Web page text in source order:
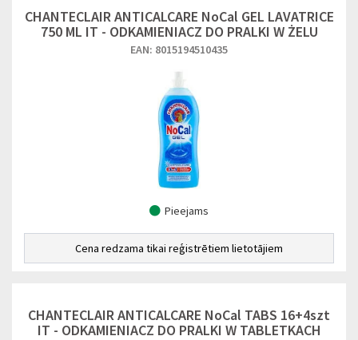
CHANTECLAIR ANTICALCARE NoCal GEL LAVATRICE
750 ML IT - ODKAMIENIACZ DO PRALKI W ŻELU
EAN: 8015194510435
Pieejams
Cena redzama tikai reģistrētiem lietotājiem
CHANTECLAIR ANTICALCARE NoCal TABS 16+4szt
IT - ODKAMIENIACZ DO PRALKI W TABLETKACH